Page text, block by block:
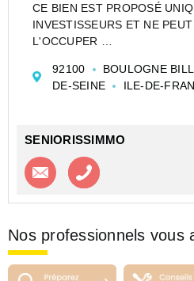
CE BIEN EST PROPOSÉ
INVESTISSEURS ET NE
L'OCCUPER
ETUDIANTE DE TYPE T1 DE
BILLANCOURT - NEXITY
92100 BOULOGNE
DE-SEINE
ILE-DE-
SENIORISSIMMO
Contacter l'agence
Nos professionnels vous